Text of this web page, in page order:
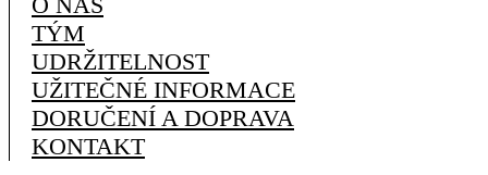
TÝM
UDRŽITELNOST
UŽITEČNÉ INFORMACE
DORUČENÍ A DOPRAVA
KONTAKT